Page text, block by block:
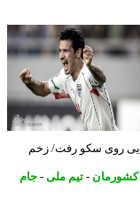
روی سکو رفت/ زخم
-تیم ملی -جام